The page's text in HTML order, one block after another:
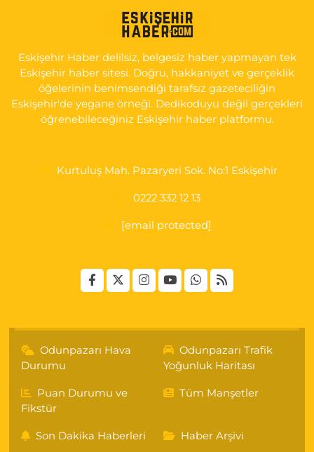
Eskişehir Haber delilsiz, belgesiz haber yapmayan tek
Eskişehir haber sitesi. Doğru, hakkaniyet ve gerçeklik
öğelerinin benimsendiği tarafsız gazeteciliğin
Eskişehir'de yegane örneği. Dedikoduyu değil gerçekleri
öğrenebileceğiniz Eskişehir haber platformu.
Kurtuluş Mah. Pazaryeri Sok. No:1 Eskişehir
0222 332 12 13
[email protected]
Odunpazarı Hava
Durumu
Odunpazarı Trafik
Yoğunluk Haritası
Puan Durumu ve
Fikstür
Tüm Manşetler
Son Dakika Haberleri Haber Arşivi